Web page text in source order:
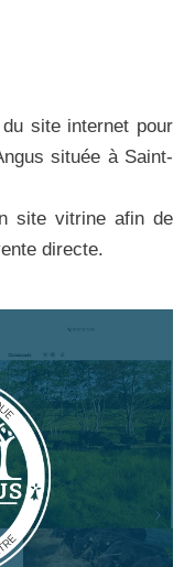
site internet pour
située à Saint-
site vitrine afin de
directe.